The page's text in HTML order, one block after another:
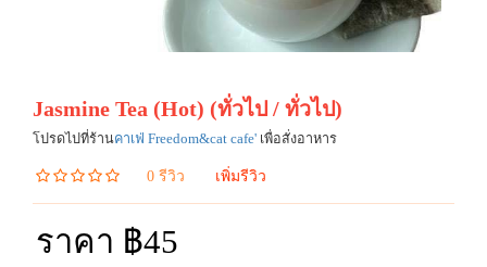
Jasmine Tea (Hot) (ทั่วไป / ทั่วไป)
โปรดไปที่ร้านคาเฟ่ Freedom&cat cafe' เพื่อสั่งอาหาร
0 รีวิว เพิ่มรีวิว
ราคา ฿45